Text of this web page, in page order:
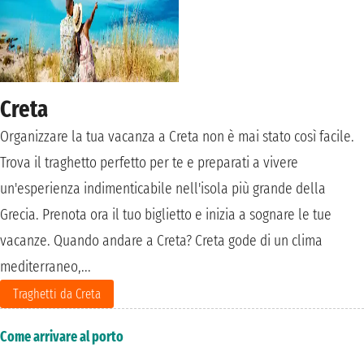
Creta
Organizzare la tua vacanza a Creta non è mai stato così facile.
Trova il traghetto perfetto per te e preparati a vivere
un'esperienza indimenticabile nell'isola più grande della
Grecia. Prenota ora il tuo biglietto e inizia a sognare le tue
vacanze. Quando andare a Creta? Creta gode di un clima
mediterraneo,...
Traghetti da Creta
Come arrivare al porto